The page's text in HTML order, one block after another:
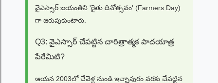
వైఎస్సార్ జయంతిని 'రైతు దినోత్సవం' (Farmers Day)
గా జరుపుకుంటారు.
Q3: వైఎస్సార్ చేపట్టిన చారిత్రాత్మక పాదయాత్ర
పేరేమిటి?
ఆయన 2003లో చేవెళ్ల నుండి ఇచ్ఛాపురం వరకు చేపట్టిన